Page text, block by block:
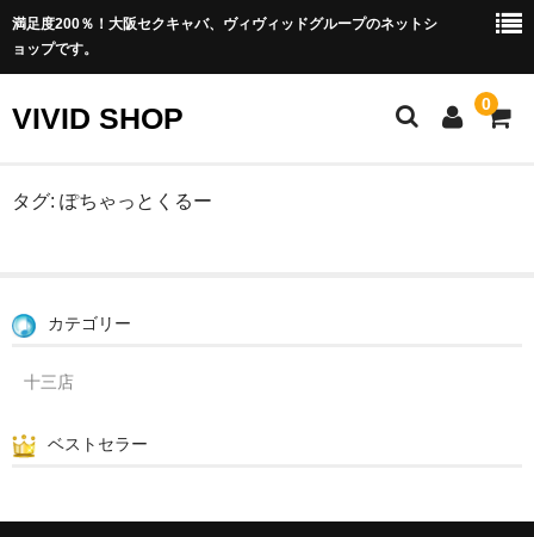
満足度200％！大阪セクキャバ、ヴィヴィッドグループのネットシ
ョップです。
VIVID SHOP 0
ホーム
タグ: ぽちゃっとくるー
カテゴリー
十三店
ベストセラー